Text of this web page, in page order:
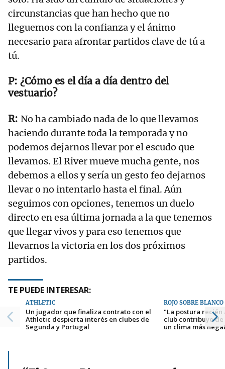
circunstancias que han hecho que no
lleguemos con la confianza y el ánimo
necesario para afrontar partidos clave de tú a
tú.
¿Cómo es el día a día dentro del
vestuario?
No ha cambiado nada de lo que llevamos
haciendo durante toda la temporada y no
podemos dejarnos llevar por el escudo que
llevamos. El River mueve mucha gente, nos
debemos a ellos y sería un gesto feo dejarnos
llevar o no intentarlo hasta el final. Aún
seguimos con opciones, tenemos un duelo
directo en esa última jornada a la que tenemos
que llegar vivos y para eso tenemos que
llevarnos la victoria en los dos próximos
partidos.
TE PUEDE INTERESAR:
ATHLETIC
Un jugador que finaliza contrato con el
Athletic despierta interés en clubes de
Segunda y Portugal
ROJO SOBRE BLANCO
"La postura
club contribuye
un clima más